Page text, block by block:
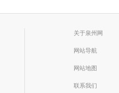
关于泉州网
网站导航
网站地图
联系我们